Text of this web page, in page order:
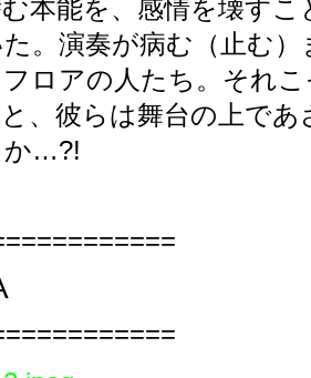
本能を、感情を壊すこ
。演奏が病む（止む
ロアの人たち。それ
、彼らは舞台の上であ
…?!